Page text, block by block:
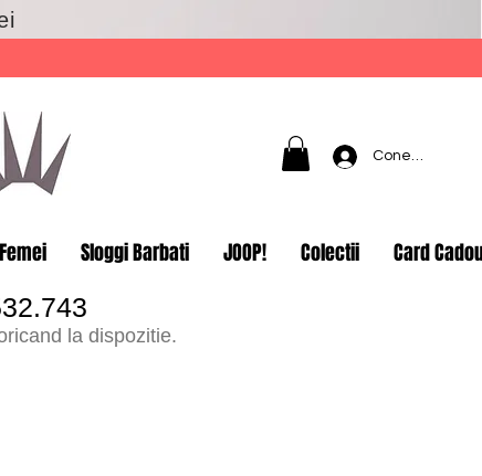
Conectează-
Sloggi Barbati JOOP! Colectii Card
la dispozitie.